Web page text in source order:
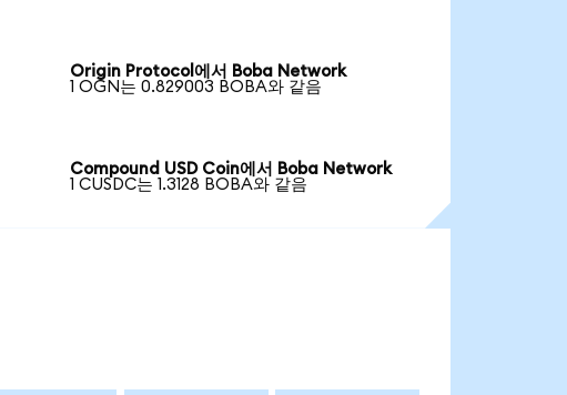
Origin Protocol에서 Boba Network
1 OGN는 0.829003 BOBA와 같음
Compound USD Coin에서 Boba Network
1 CUSDC는 1.3128 BOBA와 같음